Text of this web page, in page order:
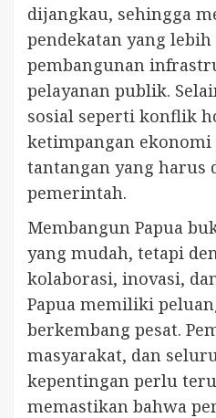
dijangkau, sehingga
pendekatan yang
pembangunan
pelayanan publik.
sosial seperti konflik
ketimpangan
tantangan yang harus
pemerintah.
Membangun Papua
yang mudah, tetapi
kolaborasi, inovasi,
Papua memiliki
berkembang pesat.
masyarakat, dan
kepentingan perlu
memastikan bahwa